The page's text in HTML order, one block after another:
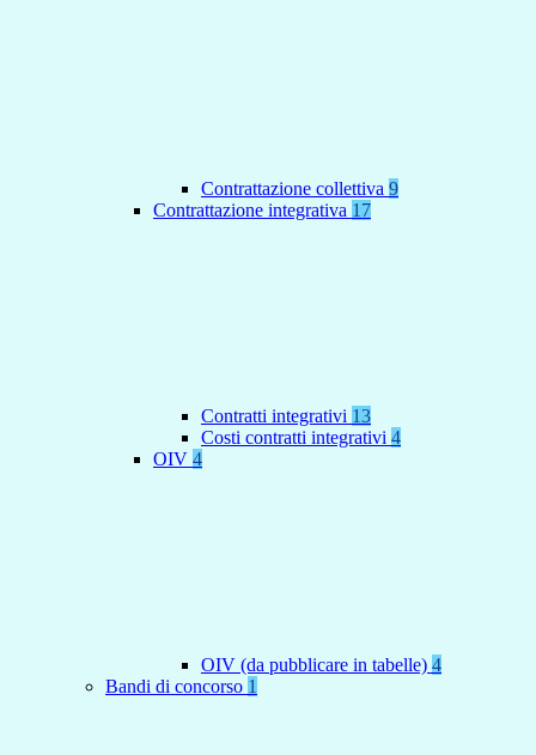
Contrattazione collettiva 9
Contrattazione integrativa 17
Contratti integrativi 13
Costi contratti integrativi 4
OIV 4
OIV (da pubblicare in tabelle) 4
Bandi di concorso 1